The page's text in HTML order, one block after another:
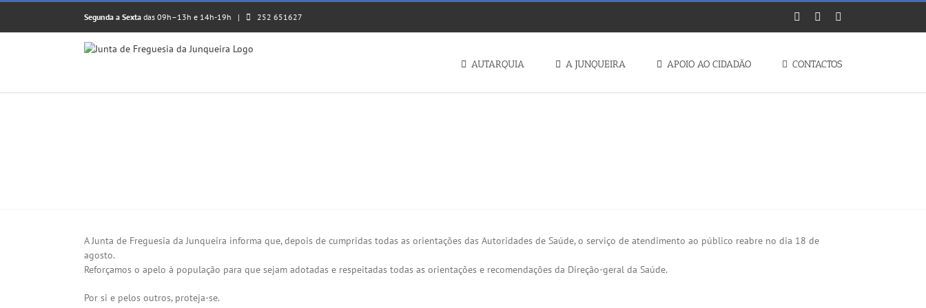
Skip
content
Segunda a Sexta das 09h–13h e 14h-19h | 252 651627 FacebookInstagram
AUTARQUIA A JUNQUEIRA APOIO AO CIDADÃO CONTACTOS
Image
A Junta de Freguesia da Junqueira informa que, depois de cumpridas todas as orientações das Autoridades de Saúde, o serviço de atendimento ao público reabre no dia 18 de
agosto.
Reforçamos o apelo à população para que sejam adotadas e respeitadas todas as orientações e recomendações da Direção-geral da Saúde.
Por si e pelos outros, proteja-se.